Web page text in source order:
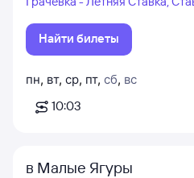
Найти билеты
пн, вт, ср, пт, сб, вс
10:03
в Малые Ягуры